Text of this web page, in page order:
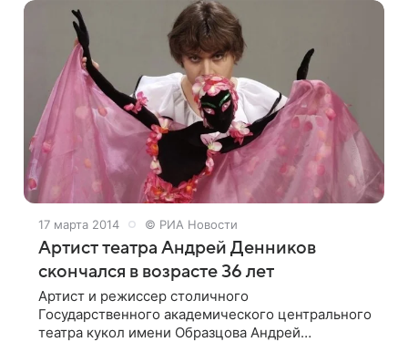
17 марта 2014 © РИА Новости
Артист театра Андрей Денников
скончался в возрасте 36 лет
Артист и режиссер столичного
Государственного академического центрального
театра кукол имени Образцова Андрей